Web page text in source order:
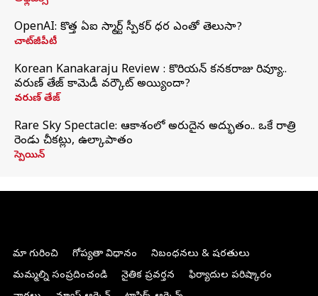
OpenAI: కొత్త ఏఐ స్మార్ట్ స్పీకర్ ధర ఎంతో తెలుసా?
చాట్‌జీపీటీ
Korean Kanakaraju Review : కొరియన్ కనకరాజు రివ్యూ..
వరుణ్ తేజ్ కామెడీ వర్కౌట్ అయ్యిందా?
వరుణ్ తేజ్
Rare Sky Spectacle: ఆకాశంలో అరుదైన అద్భుతం.. ఒకే రాత్రి
రెండు చీకట్లు, ఉల్కాపాతం
స్పెయిన్
మా గురించి గోప్యతా విధానం
నిబంధనలు & షరతులు
మమ్మల్ని సంప్రదించండి
నైతిక ప్రవర్తన
ఫిర్యాదుల పరిష్కారం